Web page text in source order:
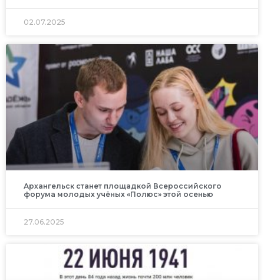
02.07.2025
Архангельск станет площадкой Всероссийского
форума молодых учёных «Полюс» этой осенью
27.06.2025